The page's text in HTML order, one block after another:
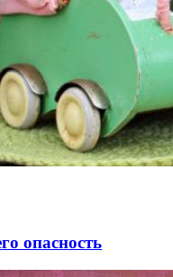
опасность